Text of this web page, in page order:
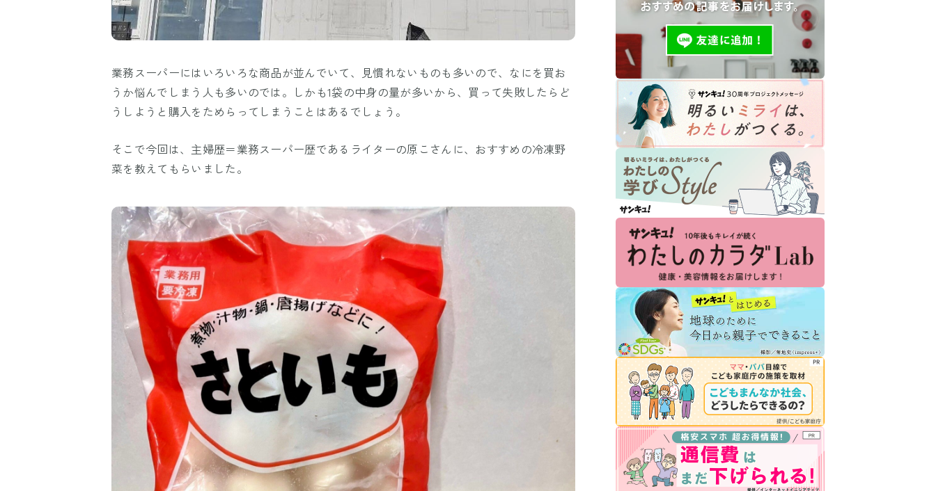
業務スーパーにはいろいろな商品が並んでいて、見慣れないものも多いので、なにを買お
うか悩んでしまう人も多いのでは。しかも1袋の中身の量が多いから、買って失敗したらど
うしようと購入をためらってしまうことはあるでしょう。
そこで今回は、主婦歴＝業務スーパー歴であるライターの原こさんに、おすすめの冷凍野
菜を教えてもらいました。